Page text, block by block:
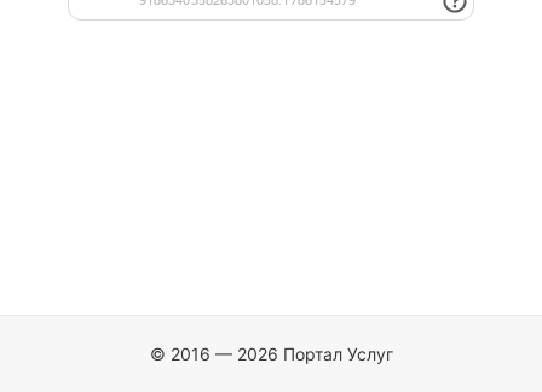
© 2016 — 2026 Портал Услуг